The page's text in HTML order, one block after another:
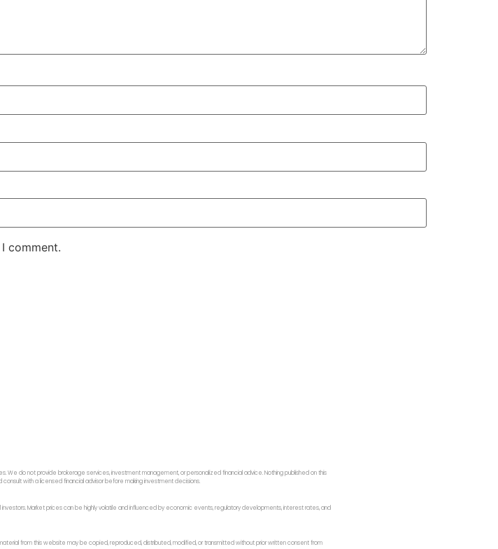
comment.
We do not provide brokerage services, investment management, or personalized financial advice. Nothing published on this
with a licensed financial advisor before making investment decisions.
investors. Market prices can be highly volatile and influenced by economic events, regulatory developments, interest rates, and
from this website may be copied, reproduced, distributed, modified, or transmitted without prior written consent from